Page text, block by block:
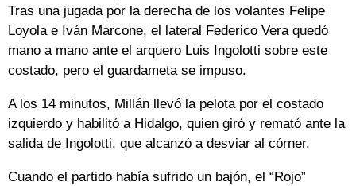
Tras una jugada por la derecha de los volantes Felipe
Loyola e Iván Marcone, el lateral Federico Vera quedó
mano a mano ante el arquero Luis Ingolotti sobre este
costado, pero el guardameta se impuso.
A los 14 minutos, Millán llevó la pelota por el costado
izquierdo y habilitó a Hidalgo, quien giró y remató ante la
salida de Ingolotti, que alcanzó a desviar al córner.
Cuando el partido había sufrido un bajón, el “Rojo”